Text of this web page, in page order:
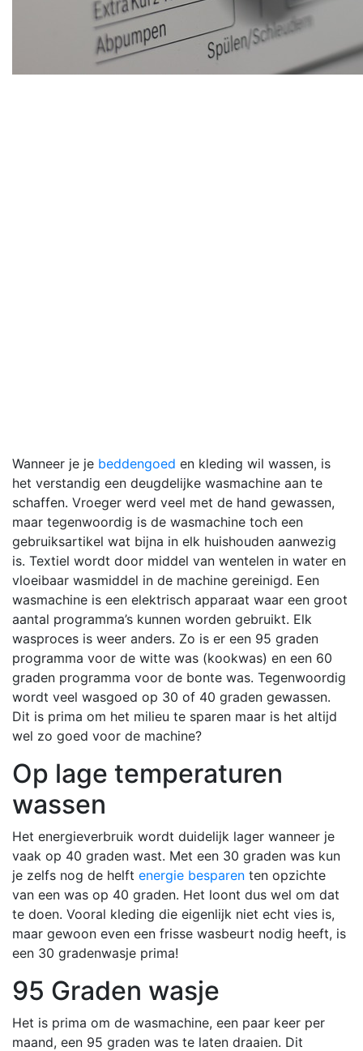
Wanneer je je beddengoed en kleding wil wassen, is
het verstandig een deugdelijke wasmachine aan te
schaffen. Vroeger werd veel met de hand gewassen,
maar tegenwoordig is de wasmachine toch een
gebruiksartikel wat bijna in elk huishouden aanwezig
is. Textiel wordt door middel van wentelen in water en
vloeibaar wasmiddel in de machine gereinigd. Een
wasmachine is een elektrisch apparaat waar een groot
aantal programma’s kunnen worden gebruikt. Elk
wasproces is weer anders. Zo is er een 95 graden
programma voor de witte was (kookwas) en een 60
graden programma voor de bonte was. Tegenwoordig
wordt veel wasgoed op 30 of 40 graden gewassen.
Dit is prima om het milieu te sparen maar is het altijd
wel zo goed voor de machine?
Op lage temperaturen
wassen
Het energieverbruik wordt duidelijk lager wanneer je
vaak op 40 graden wast. Met een 30 graden was kun
je zelfs nog de helft energie besparen ten opzichte
van een was op 40 graden. Het loont dus wel om dat
te doen. Vooral kleding die eigenlijk niet echt vies is,
maar gewoon even een frisse wasbeurt nodig heeft, is
een 30 gradenwasje prima!
95 Graden wasje
Het is prima om de wasmachine, een paar keer per
maand, een 95 graden was te laten draaien. Dit